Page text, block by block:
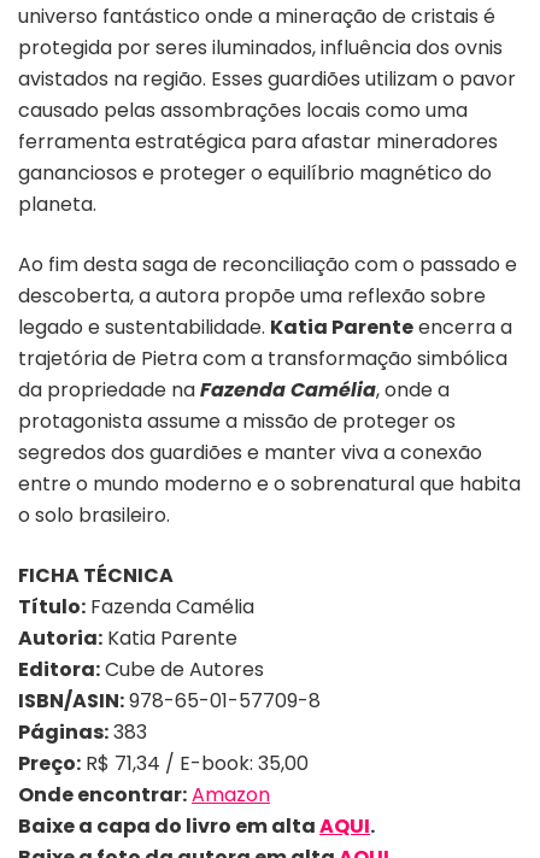
universo fantástico onde a mineração de cristais é
protegida por seres iluminados, influência dos ovnis
avistados na região. Esses guardiões utilizam o pavor
causado pelas assombrações locais como uma
ferramenta estratégica para afastar mineradores
gananciosos e proteger o equilíbrio magnético do
planeta.
Ao fim desta saga de reconciliação com o passado e
descoberta, a autora propõe uma reflexão sobre
legado e sustentabilidade. Katia Parenteencerra a
trajetória de Pietra com a transformação simbólica
da propriedade naFazenda Camélia, onde a
protagonista assume a missão de proteger os
segredos dos guardiões e manter viva a conexão
entre o mundo moderno e o sobrenatural que habita
o solo brasileiro.
FICHA TÉCNICA
Título: Fazenda Camélia
Autoria: Katia Parente
Editora:Cube de Autores
ISBN/ASIN:978-65-01-57709-8
Páginas:383
Preço: R$ 71,34 / E-book: 35,00
Onde encontrar:Amazon
Baixe a capa do livro em altaAQUI.